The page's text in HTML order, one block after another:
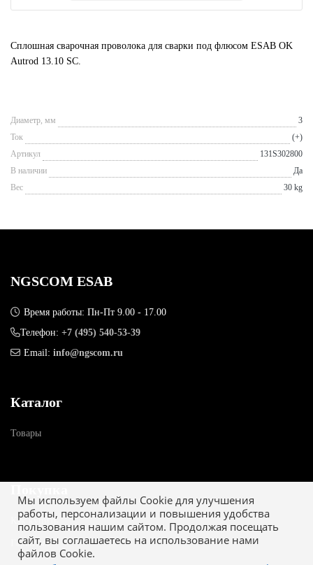
Сплошная сварочная проволока для сварки под флюсом ESAB OK
Autrod 13.10 SC.
Диаметр, мм
3
Ток
(+)
Артикул
131S302800
В наличии
Да
Вес
30 kg
Мы используем файлы Cookie для улучшения
работы, персонализации и повышения удобства
пользования нашим сайтом. Продолжая посещать
сайт, вы соглашаетесь на использование нами
файлов Cookie.
NGSCOM ESAB
Время работы: Пн-Пт 9.00 - 17.00
Телефон: +7 (495) 540-53-39
Email: info@ngscom.ru
Каталог
Товары
Как купить
Гарантия